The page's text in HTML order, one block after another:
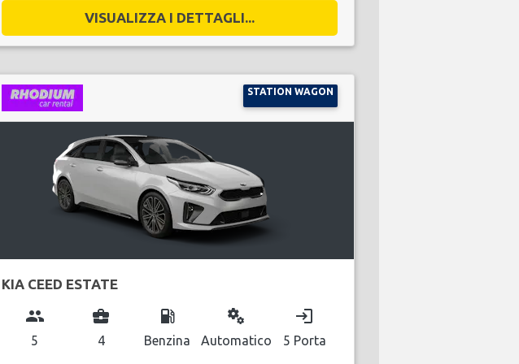
VISUALIZZA I DETTAGLI...
STATION WAGON
KIA CEED ESTATE
group
5
business_center
4
local_gas_station
Benzina
miscellaneous_services
Automatico
login
5 Porta